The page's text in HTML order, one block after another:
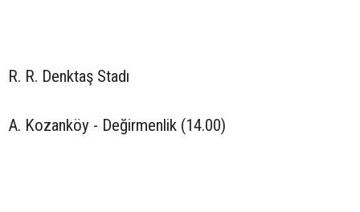
R. R. Denktaş Stadı
A. Kozanköy - Değirmenlik (14.00)